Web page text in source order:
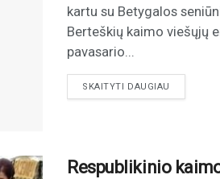
kartu su Betygalos
Berteškių kaimo viešųjų
pavasario...
SKAITYTI DAUGIAU
Respublikinio